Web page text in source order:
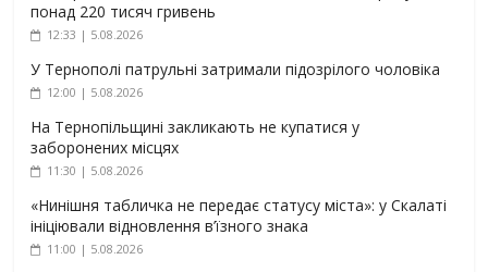
понад 220 тисяч гривень
12:33 | 5.08.2026
У Тернополі патрульні затримали підозрілого чоловіка
12:00 | 5.08.2026
На Тернопільщині закликають не купатися у
заборонених місцях
11:30 | 5.08.2026
«Нинішня табличка не передає статусу міста»: у Скалаті
ініціювали відновлення в’їзного знака
11:00 | 5.08.2026